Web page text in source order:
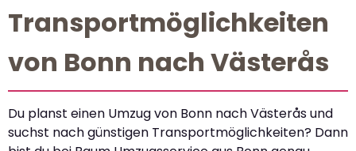
Transportmöglichkeiten
von Bonn nach Västerås
Du planst einen Umzug von Bonn nach Västerås und
suchst nach günstigen Transportmöglichkeiten? Dann